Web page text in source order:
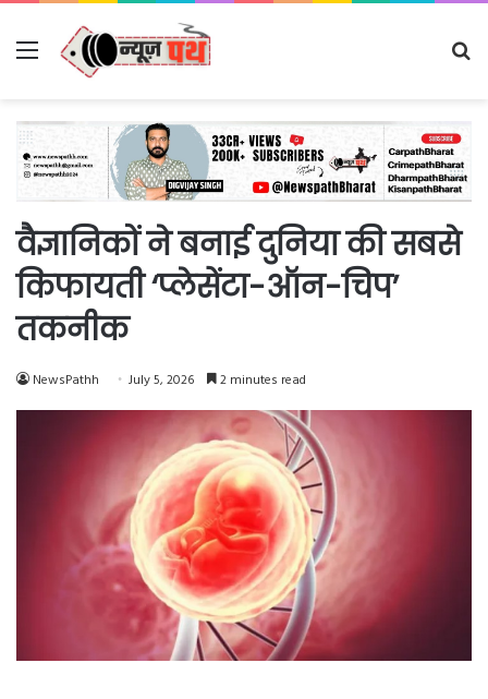
Menu
वैज्ञानिकों ने बनाई दुनिया की सबसे
किफायती ‘प्लेसेंटा-ऑन-चिप’
तकनीक
NewsPathh July 5, 2026 2 minutes read